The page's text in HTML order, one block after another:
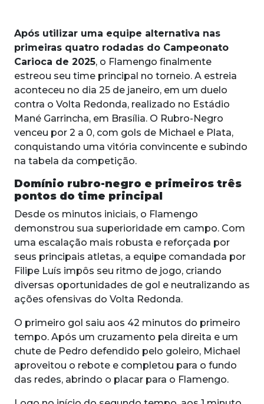
Após utilizar uma equipe alternativa nas
primeiras quatro rodadas do Campeonato
Carioca de 2025, o Flamengo finalmente
estreou seu time principal no torneio. A estreia
aconteceu no dia 25 de janeiro, em um duelo
contra o Volta Redonda, realizado no Estádio
Mané Garrincha, em Brasília. O Rubro-Negro
venceu por 2 a 0, com gols de Michael e Plata,
conquistando uma vitória convincente e subindo
na tabela da competição.
Domínio rubro-negro e primeiros três
pontos do time principal
Desde os minutos iniciais, o Flamengo
demonstrou sua superioridade em campo. Com
uma escalação mais robusta e reforçada por
seus principais atletas, a equipe comandada por
Filipe Luís impôs seu ritmo de jogo, criando
diversas oportunidades de gol e neutralizando as
ações ofensivas do Volta Redonda.
O primeiro gol saiu aos 42 minutos do primeiro
tempo. Após um cruzamento pela direita e um
chute de Pedro defendido pelo goleiro, Michael
aproveitou o rebote e completou para o fundo
das redes, abrindo o placar para o Flamengo.